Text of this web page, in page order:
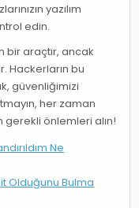
yazılım
edin.
bir araçtır, ancak
Hackerların bu
güvenliğimizi
her zaman
önlemleri alın!
Ne
Olduğunu Bulma